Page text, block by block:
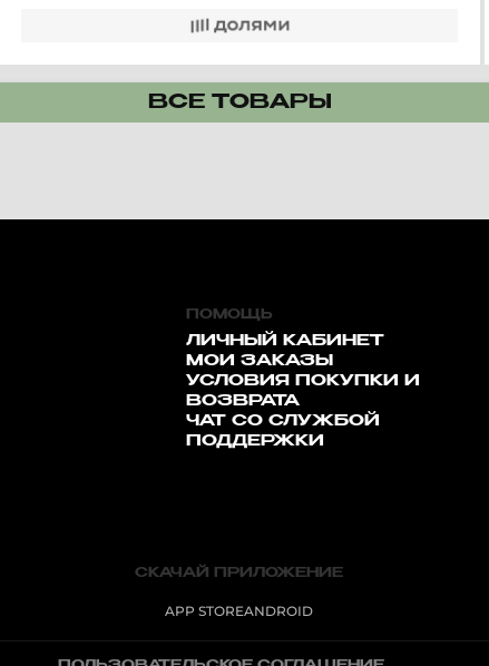
VINTAGE VERSATILE NICHE
UNISEX GRAYВСЕ ТОВАРЫ
ПОМОЩЬ
ЛИЧНЫЙ КАБИНЕТ
МОИ ЗАКАЗЫ
УСЛОВИЯ ПОКУПКИ И
ВОЗВРАТА
ЧАТ СО СЛУЖБОЙ
ПОДДЕРЖКИ
СКАЧАЙ ПРИЛОЖЕНИЕ
APP STOREANDROID